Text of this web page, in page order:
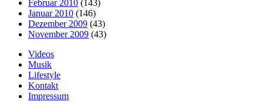
Februar 2010 (143)
Januar 2010 (146)
Dezember 2009 (43)
November 2009 (43)
Videos
Musik
Lifestyle
Kontakt
Impressum